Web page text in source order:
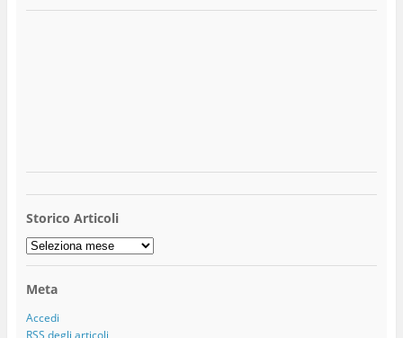
Storico Articoli
Storico
Articoli
Meta
Accedi
RSS degli articoli